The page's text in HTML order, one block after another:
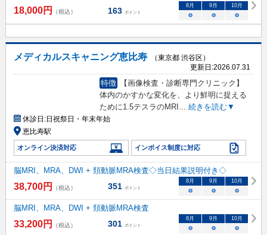
18,000円 （税込） 163 ポイント
8 月 9 月 10月
○ ○ ○
メディカルスキャニング恵比寿
（東京都 渋谷区）
更新日:2026.07.31
特徴
【画像検査・診断専門クリニック】
体内のかすかな変化を、より鮮明に捉える
ために1.5テスラのMRI ... 続きを読む▼
休診日:日祝祭日・年末年始
恵比寿駅
オンライン決済対応 インボイス制度に対応
脳MRI、MRA、DWI + 頚動脈MRA検査◇当日結果説明付き◇
38,700円 （税込） 351 ポイント
8月 9月 10月
○ ○ ○
脳MRI、MRA、DWI + 頚動脈MRA検査
33,200円 （税込） 301 ポイント
8月 9月 10月
○ ○ ○